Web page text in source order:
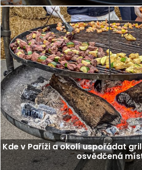
Kde v Paříži a okolí uspořádat
osvědčená